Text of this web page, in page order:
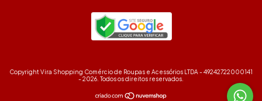
Copyright Vira Shopping Comércio de Roupas e Acessórios LTDA - 49242722000141
- 2026. Todos os direitos reservados.